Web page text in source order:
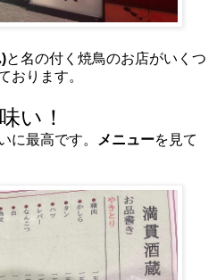
と名の付く焼鳥のお店がいくつ
おります。
い！
に最高です。 メニューを見て